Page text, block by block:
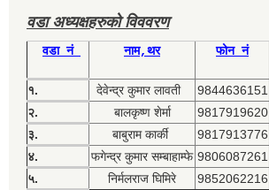
वडा अध्यक्षहरुको विववरण
वडा नं नाम,थर फोन नं
१. देवेन्द्र कुमार लावती
9844636151
२.
बालकृष्ण शेर्मा
9817919620
३.
बाबुराम कार्की
9817913776
४.
फगेन्द्र कुमार सम्बाहाम्फे 9806087261
५.
निर्मलराज घिमिरे 9852062216